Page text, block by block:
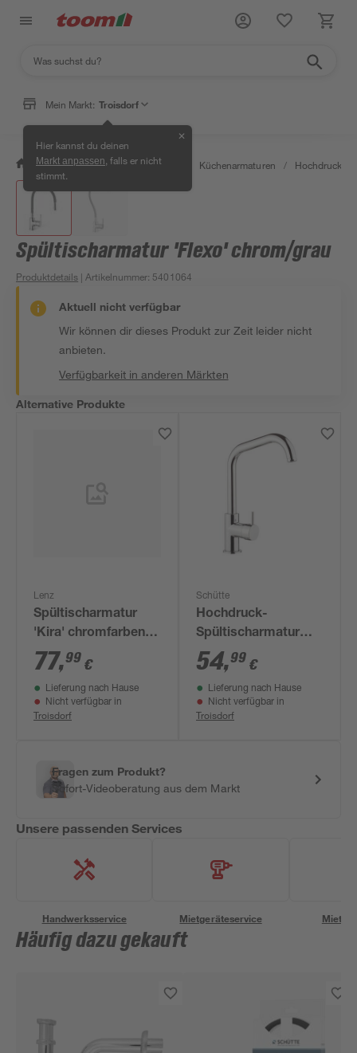
Mein Markt: Troisdorf
Hier kannst du deinen
Markt anpassen , falls er nicht
stimmt.
✕
/ Wohnen & Haushalt / Küche Küchenarmaturen /
Spültischarmatur 'Flexo' chrom/grau
Produktdetails | Artikelnummer: 5401064
Aktuell nicht verfügbar
Wir können dir dieses Produkt zur Zeit leider nicht
anbieten.
Verfügbarkeit in anderen Märkten
Alternative Produkte
Lenz
Spültischarmatur
'Kira' chromfarben
18,5 cm
77,99 €
Lieferung nach Hause
Nicht verfügbar in
Troisdorf
Schütte
Hochdruck-
Spültischarmatur
'Casalla'
chromfarben eckig
54,99 €
Lieferung nach Hause
Nicht verfügbar in
Troisdorf
Fragen zum Produkt?
Sofort-Videoberatung aus dem Markt
Unsere passenden Services
Handwerksservice Mietgeräteservice
Häufig dazu gekauft